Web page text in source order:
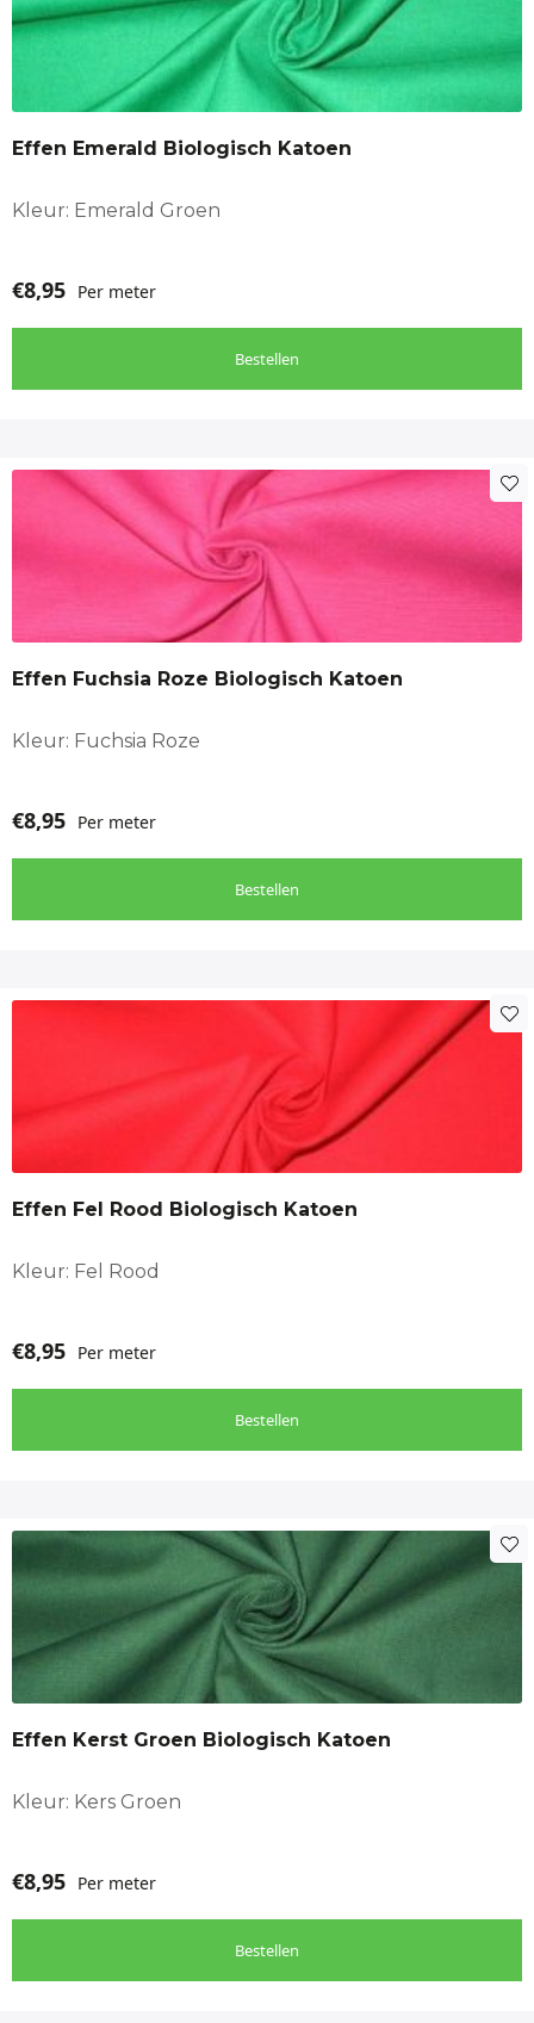
Effen Emerald Biologisch Katoen
Kleur: Emerald Groen
€8,95 Per meter
Bestellen
Effen Fuchsia Roze Biologisch Katoen
Kleur: Fuchsia Roze
€8,95 Per meter
Bestellen
Effen Fel Rood Biologisch Katoen
Kleur: Fel Rood
€8,95 Per meter
Bestellen
Effen Kerst Groen Biologisch Katoen
Kleur: Kers Groen
€8,95 Per meter
Bestellen